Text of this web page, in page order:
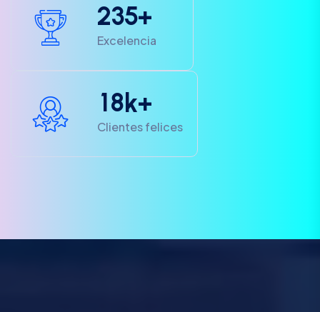
235+
Excelencia
18k+
Clientes felices